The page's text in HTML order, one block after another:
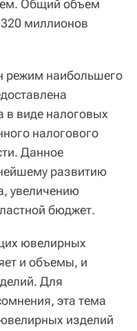
Общий объем
320 миллионов
режим наибольшего
в виде налоговых
налогового
Данное
развитию
увеличению
бюджет.
ювелирных
и объемы, и
Для
эта тема
изделий